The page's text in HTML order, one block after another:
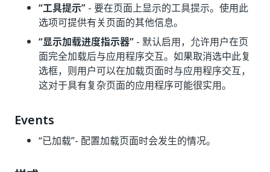
“工具提示” - 要在页面上显示的工具提示。使用此
选项可提供有关页面的其他信息。
“显示加载进度指示器” - 默认启用，允许用户在页
面完全加载后与应用程序交互。如果取消选中此复
选框，则用户可以在加载页面时与应用程序交互，
这对于具有复杂页面的应用程序可能很实用。
Events
“已加载”- 配置加载页面时会发生的情况。